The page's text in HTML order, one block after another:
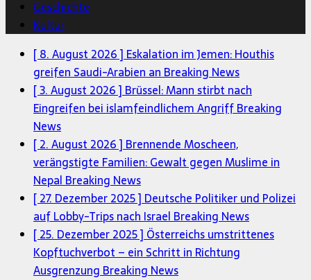
Geschichte
Kultur
[ 8. August 2026 ] Eskalation im Jemen: Houthis
greifen Saudi-Arabien an Breaking News
[ 3. August 2026 ] Brüssel: Mann stirbt nach
Eingreifen bei islamfeindlichem AngriffBreaking
News
[ 2. August 2026 ] Brennende Moscheen,
verängstigte Familien: Gewalt gegen Muslime in
Nepal Breaking News
[ 27. Dezember 2025 ] Deutsche Politiker und Polizei
auf Lobby-Trips nach Israel Breaking News
[ 25. Dezember 2025 ] Österreichs umstrittenes
Kopftuchverbot – ein Schritt in Richtung
Ausgrenzung Breaking News